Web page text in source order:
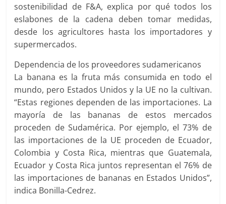
sostenibilidad de F&A, explica por qué todos los
eslabones de la cadena deben tomar medidas,
desde los agricultores hasta los importadores y
supermercados.
Dependencia de los proveedores sudamericanos
La banana es la fruta más consumida en todo el
mundo, pero Estados Unidos y la UE no la cultivan.
“Estas regiones dependen de las importaciones. La
mayoría de las bananas de estos mercados
proceden de Sudamérica. Por ejemplo, el 73% de
las importaciones de la UE proceden de Ecuador,
Colombia y Costa Rica, mientras que Guatemala,
Ecuador y Costa Rica juntos representan el 76% de
las importaciones de bananas en Estados Unidos”,
indica Bonilla-Cedrez.